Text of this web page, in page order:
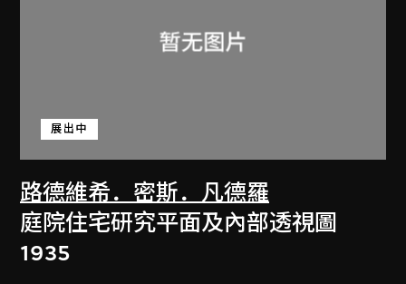
路德維希．密斯．凡德羅
展出中
庭院住宅研究平面及內部透視圖
1935